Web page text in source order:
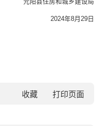
2024年8月29日
收藏